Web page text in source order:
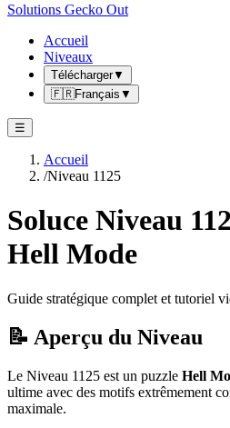
Solutions Gecko Out
Accueil
Niveaux
Télécharger▼
🇫🇷Français ▼
☰
Accueil
/Niveau 1125
Soluce Niveau
Hell Mode
Guide stratégique complet et tutoriel
📝 Aperçu du Niveau
Le Niveau 1125 est un puzzle Hell
ultime avec des motifs extrêmement
maximale.